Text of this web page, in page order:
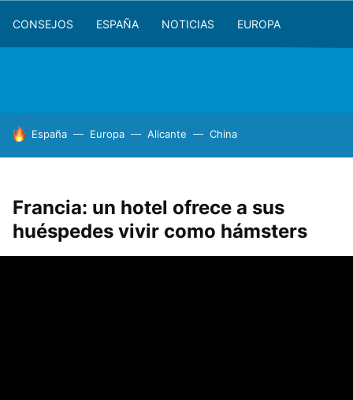
CONSEJOS ESPAÑA NOTICIAS EUROPA
HOY SE HABLA DE
España Europa Alicante China
Francia: un hotel ofrece a sus
huéspedes vivir como hámsters